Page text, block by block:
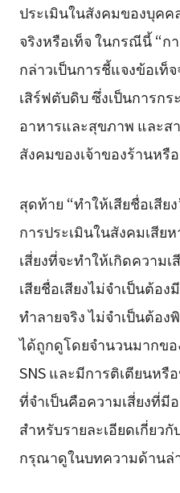
ประเมินในสังคมของบุคค
จริงหรือเท็จ ในกรณีนี้ “ก
กล่าวเป็นการชี้แจงข้อเท็
เสิร์ฟตับดิบ ซึ่งเป็นการก
อาหารและสุขภาพ และส
สังคมของเจ้าของร้านหรื
สุดท้าย “ทำให้เสียชื่อเสีย
การประเมินในสังคมเสีย
เสี่ยงที่จะทำให้เกิดความ
เสียชื่อเสียงไม่จำเป็นต้อ
ทำลายจริง ไม่จำเป็นต้อ
ได้ถูกดูโดยจำนวนมากข
SNS และมีการติเตียนหรื
ที่จำเป็นคือความเสี่ยงที่มี
สำหรับรายละเอียดเกี่ยวกั
กรุณาดูในบทความด้านล่